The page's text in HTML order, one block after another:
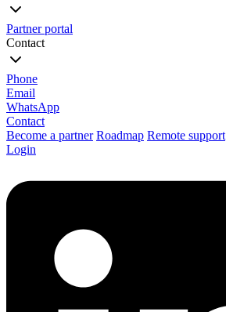
Partner portal
Contact
Phone
Email
WhatsApp
Contact
Become a partner Roadmap Remote support
Login